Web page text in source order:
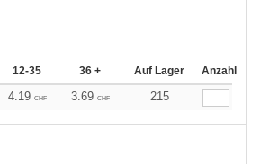
12-35 36 + Auf Lager Anzahl
4.19 CHF 3.69 CHF 215